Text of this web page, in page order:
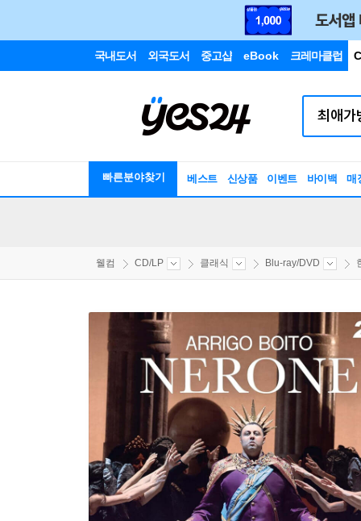
국내도서 외국도서 중고샵 eBook 크레마클럽
빠른분야찾기 베스트 신상품 이벤트 바이백 매
웰컴 CD/LP 클래식 Blu-ray/DVD